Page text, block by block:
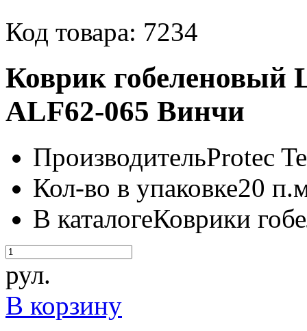
Код товара: 7234
Коврик гобеленовый
ALF62-065 Винчи
ПроизводительProtec
Кол-во в упаковке20
В каталогеКоврики
рул.
В корзину